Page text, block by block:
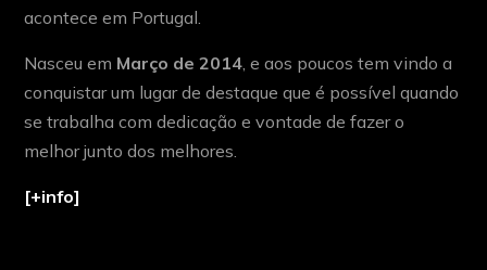
acontece em Portugal.
Nasceu em Março de 2014 , e aos poucos tem vindo a
conquistar um lugar de destaque que é possível quando
se trabalha com dedicação e vontade de fazer o
melhor junto dos melhores.
[+info]